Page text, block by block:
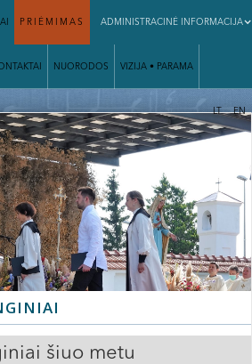
PRIĖMIMAS ADMINISTRACINĖ INFORMACIJA
NUORODOS VIZIJA • PARAMA
LT EN
šiuo metu